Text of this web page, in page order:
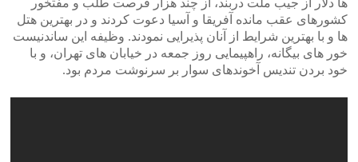
ها دلار از جیب ملت دربند، از چند هزار فرصت طلب و مفتخور
کشورهای عقب مانده آفریقا و آسیا دعوت کردند و در بهترین هتل
ها و با بهترین شرایط از آنان پذیرایی نمودند. وظیفه این ساندنیست
خور های بیگانه، راهپیمایی روز جمعه در خیابان های تهران، و با
خود بردن تندیس آخوندهای سوار بر سرنوشت مردم بود.